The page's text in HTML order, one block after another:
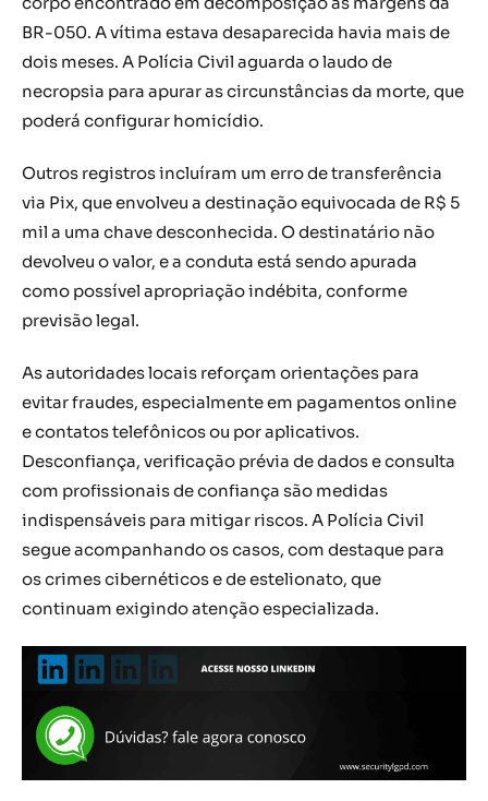
BR-050. A vítima estava desaparecida havia mais de
dois meses. A Polícia Civil aguarda o laudo de
necropsia para apurar as circunstâncias da morte, que
poderá configurar homicídio.
Outros registros incluíram um erro de transferência
via Pix, que envolveu a destinação equivocada de R$ 5
mil a uma chave desconhecida. O destinatário não
devolveu o valor, e a conduta está sendo apurada
como possível apropriação indébita, conforme
previsão legal.
As autoridades locais reforçam orientações para
evitar fraudes, especialmente em pagamentos online
e contatos telefônicos ou por aplicativos.
Desconfiança, verificação prévia de dados e consulta
com profissionais de confiança são medidas
indispensáveis para mitigar riscos. A Polícia Civil
segue acompanhando os casos, com destaque para
os crimes cibernéticos e de estelionato, que
continuam exigindo atenção especializada.